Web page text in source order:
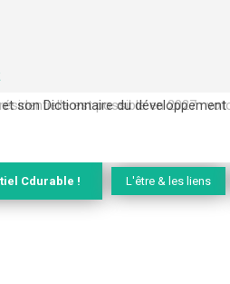
son Dictionnaire du développement
Cdurable ! L'être & les liens